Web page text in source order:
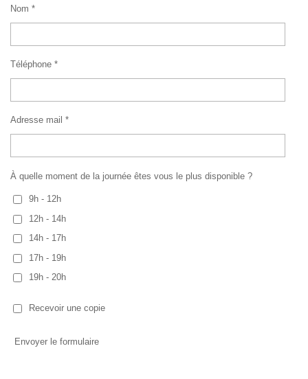
Nom *
Téléphone *
Adresse mail *
À quelle moment de la journée êtes vous le plus disponible ?
9h - 12h
12h - 14h
14h - 17h
17h - 19h
19h - 20h
Recevoir une copie
Envoyer le formulaire